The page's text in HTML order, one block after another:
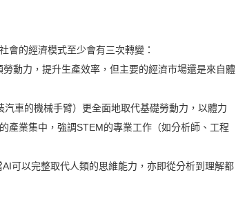
會的經濟模式至少會有三次轉變：
動力，提升生產效率，但主要的經濟市場還是來自體
車的機械手臂）更全面地取代基礎勞動力，以體力
產業集中，強調STEM的專業工作（如分析師、工程
可以完整取代人類的思維能力，亦即從分析到理解都